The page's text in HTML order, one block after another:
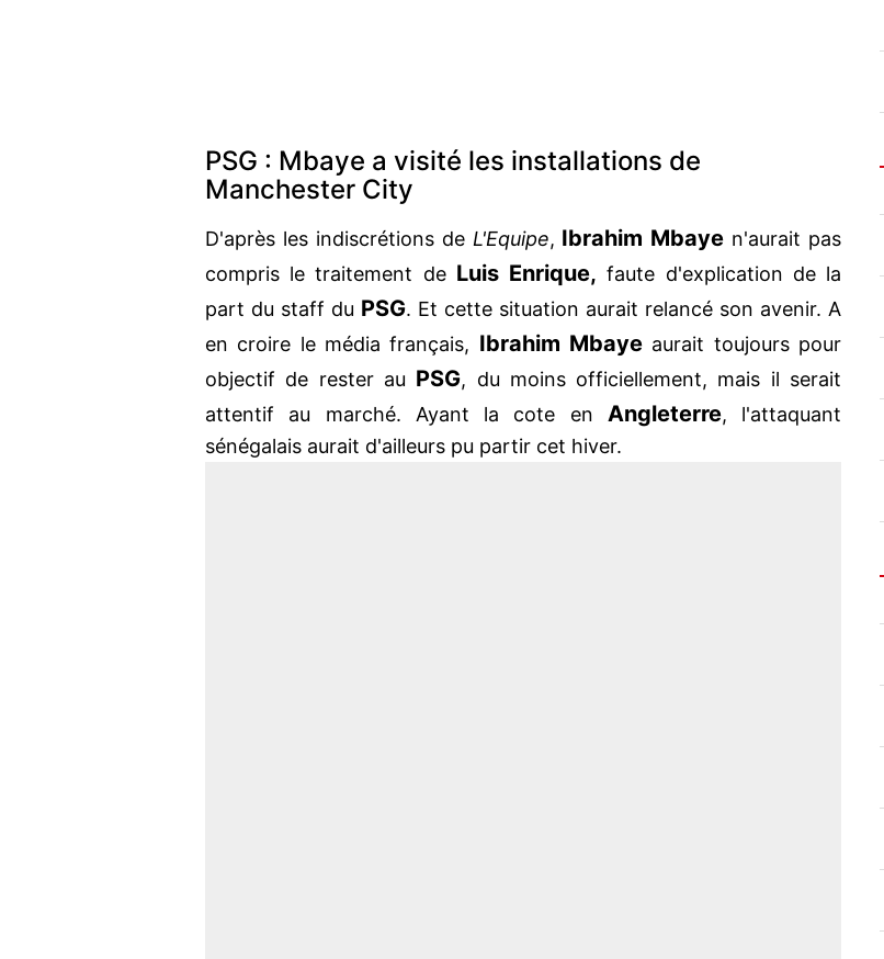
PSG : Mbaye a visité les installations de
Manchester City
D'après les indiscrétions de L'Equipe, Ibrahim Mbaye n'aurait pas
compris le traitement de Luis Enrique, faute d'explication de la
part du staff du PSG. Et cette situation aurait relancé son avenir. A
en croire le média français, Ibrahim Mbaye aurait toujours pour
objectif de rester au PSG, du moins officiellement, mais il serait
attentif au marché. Ayant la cote en Angleterre, l'attaquant
sénégalais aurait d'ailleurs pu partir cet hiver.